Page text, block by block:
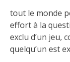
tout le monde
effort à la
exclu d’un jeu,
quelqu’un est